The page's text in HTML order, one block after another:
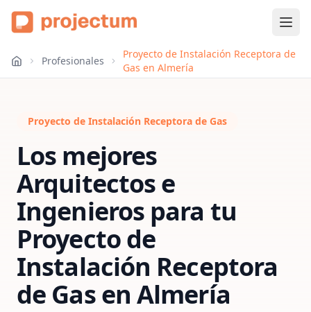
Profesionales
Proyecto de Instalación Receptora de
Gas en Almería
Proyecto de Instalación Receptora de Gas
Los mejores
Arquitectos e
Ingenieros para tu
Proyecto de
Instalación Receptora
de GasenAlmería